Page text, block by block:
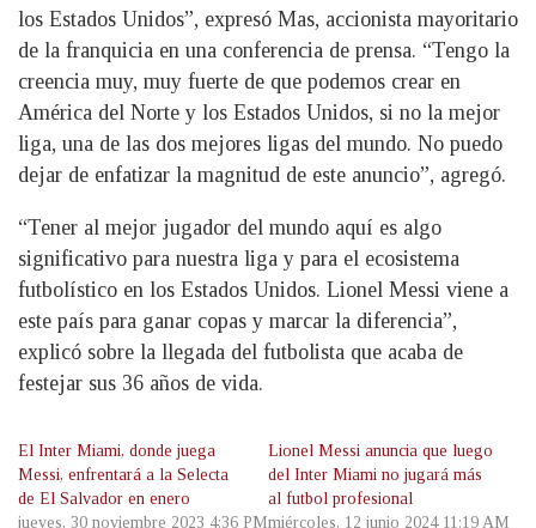
los Estados Unidos”, expresó Mas, accionista mayoritario
de la franquicia en una conferencia de prensa. “Tengo la
creencia muy, muy fuerte de que podemos crear en
América del Norte y los Estados Unidos, si no la mejor
liga, una de las dos mejores ligas del mundo. No puedo
dejar de enfatizar la magnitud de este anuncio”, agregó.
“Tener al mejor jugador del mundo aquí es algo
significativo para nuestra liga y para el ecosistema
futbolístico en los Estados Unidos. Lionel Messi viene a
este país para ganar copas y marcar la diferencia”,
explicó sobre la llegada del futbolista que acaba de
festejar sus 36 años de vida.
El Inter Miami, donde juega
Messi, enfrentará a la Selecta
de El Salvador en enero
jueves, 30 noviembre 2023 4:36 PM
Lionel Messi anuncia que luego
del Inter Miami no jugará más
al futbol profesional
miércoles, 12 junio 2024 11:19 AM